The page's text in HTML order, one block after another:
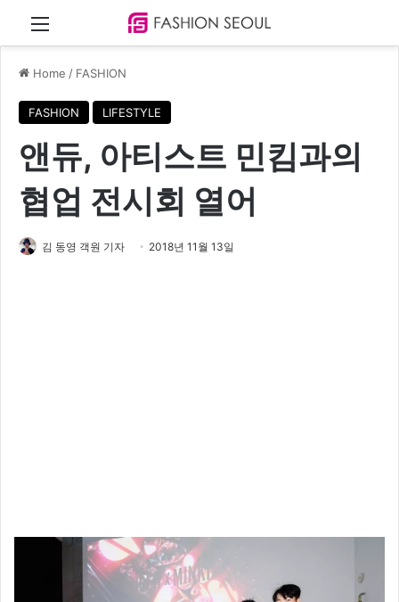
Home / FASHION
FASHION LIFESTYLE
앤듀, 아티스트 민킴과의
협업 전시회 열어
김 동영 객원 기자 2018년 11월 13일